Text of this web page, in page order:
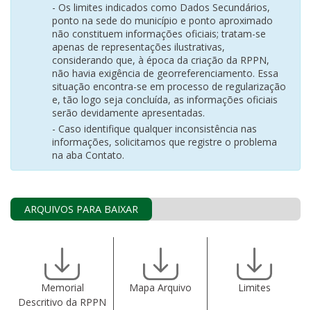
- Os limites indicados como Dados Secundários,
ponto na sede do município e ponto aproximado
não constituem informações oficiais; tratam-se
apenas de representações ilustrativas,
considerando que, à época da criação da RPPN,
não havia exigência de georreferenciamento. Essa
situação encontra-se em processo de regularização
e, tão logo seja concluída, as informações oficiais
serão devidamente apresentadas.
- Caso identifique qualquer inconsistência nas
informações, solicitamos que registre o problema
na aba Contato.
ARQUIVOS PARA BAIXAR
Memorial
Descritivo da RPPN
Mapa Arquivo Limites